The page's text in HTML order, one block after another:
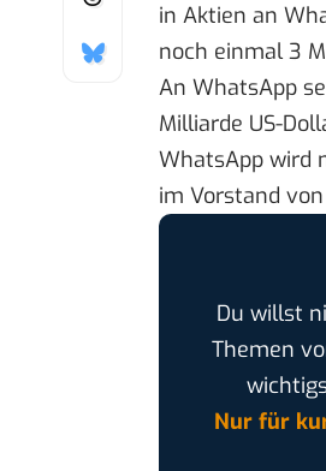
in Aktien an
noch einmal 3
An WhatsApp
Milliarde US-
WhatsApp wird
im Vorstand von
Du willst
Themen
Nur für